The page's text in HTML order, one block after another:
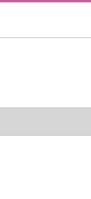
Zum
springen